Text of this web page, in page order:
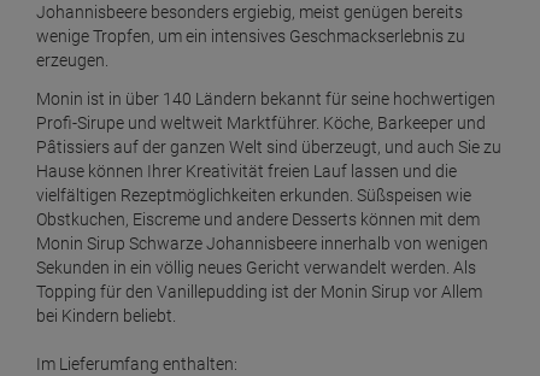
Johannisbeere besonders ergiebig, meist genügen bereits
wenige Tropfen, um ein intensives Geschmackserlebnis zu
erzeugen.
Monin ist in über 140 Ländern bekannt für seine hochwertigen
Profi-Sirupe und weltweit Marktführer. Köche, Barkeeper und
Pâtissiers auf der ganzen Welt sind überzeugt, und auch Sie zu
Hause können Ihrer Kreativität freien Lauf lassen und die
vielfältigen Rezeptmöglichkeiten erkunden. Süßspeisen wie
Obstkuchen, Eiscreme und andere Desserts können mit dem
Monin Sirup Schwarze Johannisbeere innerhalb von wenigen
Sekunden in ein völlig neues Gericht verwandelt werden. Als
Topping für den Vanillepudding ist der Monin Sirup vor Allem
bei Kindern beliebt.
Im Lieferumfang enthalten: